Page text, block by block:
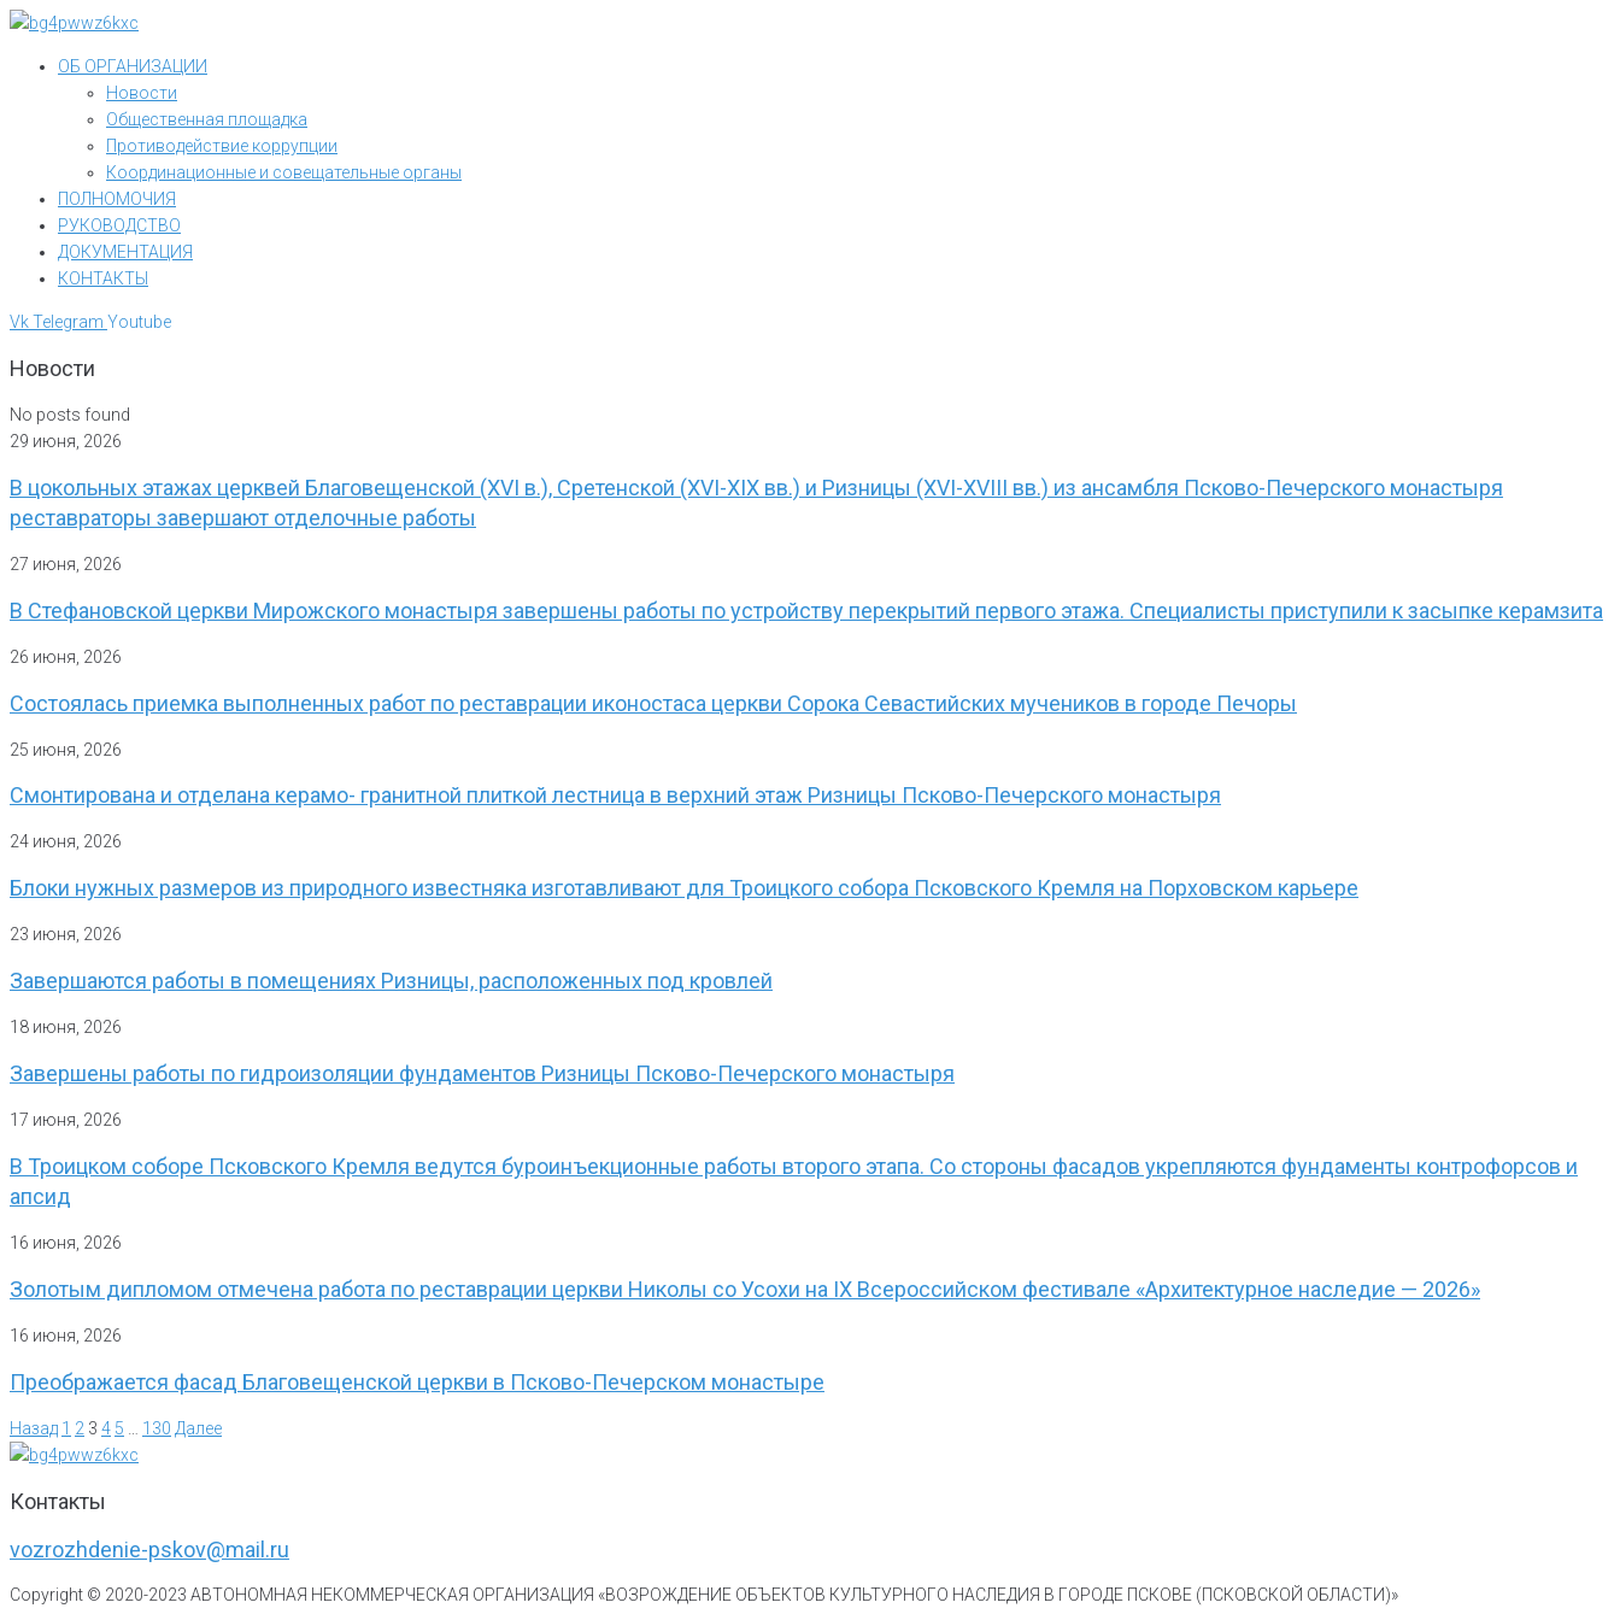
Перейти
контентуОБ ОРГАНИЗАЦИИ
Новости
Общественная площадка
Противодействие коррупции
Координационные и совещательные органы
ПОЛНОМОЧИЯ
РУКОВОДСТВО
ДОКУМЕНТАЦИЯ
КОНТАКТЫ
VkTelegram Youtube
Новости
No posts found
29 июня, 2026
В цокольных этажах церквей Благовещенской (XVI в.), Сретенской (XVI-XIX вв.) и Ризницы (XVI-XVIII вв.) из ансамбля Псково-Печерского монастыря
реставраторы завершают отделочные работы
27 июня, 2026
В Стефановской церкви Мирожского монастыря завершены работы по устройству перекрытий первого этажа. Специалисты приступили к засыпке керамзита
26 июня, 2026
Состоялась приемка выполненных работ по реставрации иконостаса церкви Сорока Севастийских мучеников в городе Печоры
25 июня, 2026
Смонтирована и отделана керамо- гранитной плиткой лестница в верхний этаж Ризницы Псково-Печерского монастыря
24 июня, 2026
Блоки нужных размеров из природного известняка изготавливают для Троицкого собора Псковского Кремля на Порховском карьере
23 июня, 2026
Завершаются работы в помещениях Ризницы, расположенных под кровлей
18 июня, 2026
Завершены работы по гидроизоляции фундаментов Ризницы Псково-Печерского монастыря
17 июня, 2026
В Троицком соборе Псковского Кремля ведутся буроинъекционные работы второго этапа. Со стороны фасадов укрепляются фундаменты контрофорсов и
апсид
16 июня, 2026
Золотым дипломом отмечена работа по реставрации церкви Николы со Усохи на IX Всероссийском фестивале «Архитектурное наследие — 2026»
16 июня, 2026
Преображается фасад Благовещенской церкви в Псково-Печерском монастыре
Назад 1 2 3 4 5 130 Далее
Контакты
vozrozhdenie-pskov@mail.ru
Copyright © 2020-2023 АВТОНОМНАЯ НЕКОММЕРЧЕСКАЯ ОРГАНИЗАЦИЯ «ВОЗРОЖДЕНИЕ ОБЪЕКТОВ КУЛЬТУРНОГО НАСЛЕДИЯ В ГОРОДЕ ПСКОВЕ (ПСКОВСКОЙ ОБЛАСТИ)»